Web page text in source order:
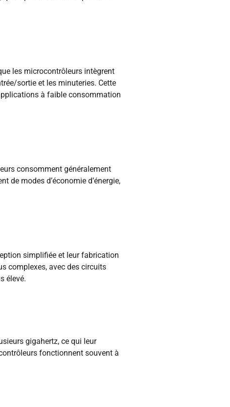
les microcontrôleurs intègrent
sortie et les minuteries. Cette
à faible consommation
consomment généralement
de modes d’économie d’énergie,
simplifiée et leur fabrication
complexes, avec des circuits
élevé.
gigahertz, ce qui leur
fonctionnent souvent à